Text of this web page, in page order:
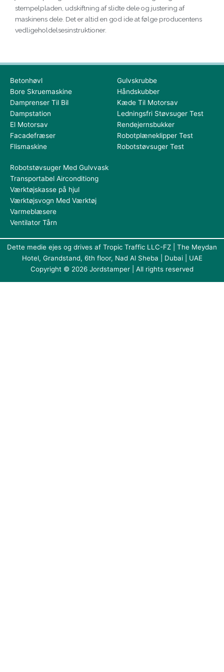
stempelpladen, udskiftning af slidte dele og justering af
maskinens dele. Det er altid en god ide at følge producentens
vedligeholdelsesinstruktioner.
Betonhøvl
Bore Skruemaskine
Damprenser Til Bil
Dampstation
El Motorsav
Facadefræser
Flismaskine
Gulvskrubbe
Håndskubber
Kæde Til Motorsav
Ledningsfri Støvsuger Test
Rendejernsbukker
Robotplæneklipper Test
Robotstøvsuger Test
Robotstøvsuger Med Gulvvask
Transportabel Airconditiong
Værktøjskasse på hjul
Værktøjsvogn Med Værktøj
Varmeblæsere
Ventilator Tårn
Dette medie ejes og drives af Tropic Traffic LLC-FZ | The Meydan
Hotel, Grandstand, 6th floor, Nad Al Sheba | Dubai | UAE
Copyright © 2026 Jordstamper | All rights reserved